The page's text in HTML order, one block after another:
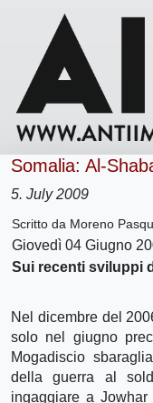
Somalia: Al-
5. July 2009
Scritto da Moreno
Giovedì 04 Giugno
Sui recenti sviluppi
Nel dicembre del
solo nel giugno
Mogadiscio
della guerra al
ingaggiare a